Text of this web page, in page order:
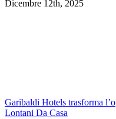
Dicembre 12th, 2025
Garibaldi Hotels trasforma
Lontani Da Casa